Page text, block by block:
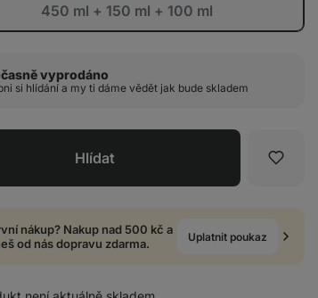
vyprodáno
450 ml + 150 ml + 100 ml
vyprodáno
si hlídání a my ti dáme vědět jak bude skladem
Hlídat
nákup? Nakup nad 500 kč a
od nás dopravu zdarma.
Uplatnit poukaz